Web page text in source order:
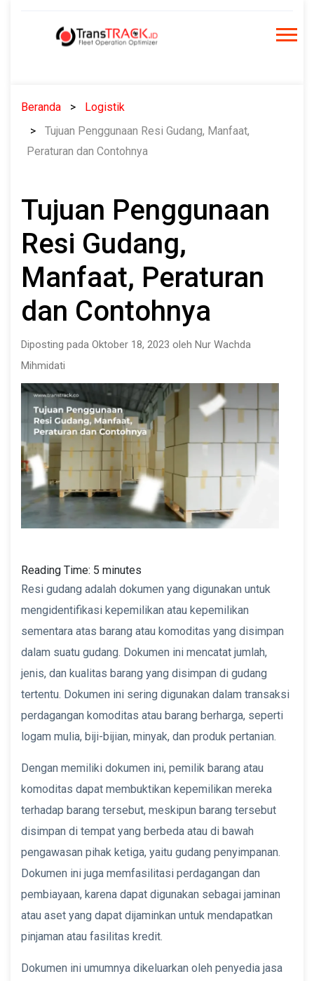
Beranda
Logistik
Tujuan Penggunaan Resi Gudang, Manfaat,
Peraturan dan Contohnya
Tujuan Penggunaan
Resi Gudang,
Manfaat, Peraturan
dan Contohnya
Diposting pada Oktober 18, 2023 oleh Nur Wachda
Mihmidati
Reading Time: 5 minutes
Resi gudang adalah dokumen yang digunakan untuk
mengidentifikasi kepemilikan atau kepemilikan
sementara atas barang atau komoditas yang disimpan
dalam suatu gudang. Dokumen ini mencatat jumlah,
jenis, dan kualitas barang yang disimpan di gudang
tertentu. Dokumen ini sering digunakan dalam transaksi
perdagangan komoditas atau barang berharga, seperti
logam mulia, biji-bijian, minyak, dan produk pertanian.
Dengan memiliki dokumen ini, pemilik barang atau
komoditas dapat membuktikan kepemilikan mereka
terhadap barang tersebut, meskipun barang tersebut
disimpan di tempat yang berbeda atau di bawah
pengawasan pihak ketiga, yaitu gudang penyimpanan.
Dokumen ini juga memfasilitasi perdagangan dan
pembiayaan, karena dapat digunakan sebagai jaminan
atau aset yang dapat dijaminkan untuk mendapatkan
pinjaman atau fasilitas kredit.
Dokumen ini umumnya dikeluarkan oleh penyedia jasa